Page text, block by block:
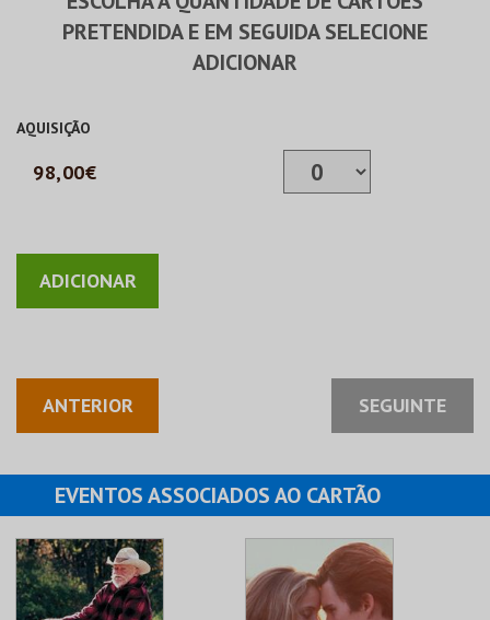
PRODUTOS
PRETENDIDA E EM SEGUIDA SELECIONE
ADICIONAR
AQUISIÇÃO
98,00€
ANTERIOR SEGUINTE
EVENTOS ASSOCIADOS AO CARTÃO